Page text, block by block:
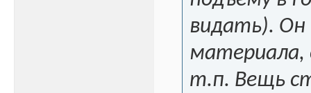
видать). Он
материала,
т.п. Вещь